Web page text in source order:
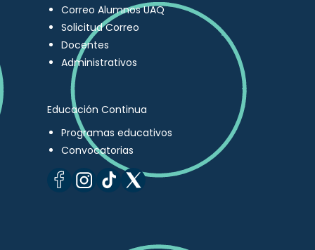
Correo Alumnos UAQ
Solicitud Correo
Docentes
Administrativos
Educación Continua
Programas educativos
Convocatorias